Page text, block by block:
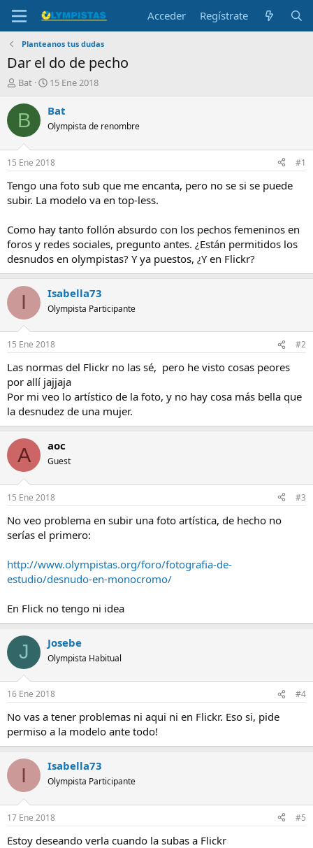
Acceder Regístrate
Planteanos tus dudas
Dar el do de pecho
I
i
c
a
d
o
r
d
e
t
e
m
a
Bat
F
c
a
e
i
n
c
o
15 Ene 2018
B Bat
Olympista de renombre
15 Ene 2018 #1
Tengo una foto sub que me encanta, pero no se si se puede
subir. La modelo va en top-less.
Como hay tanto follón absurdo con los pechos femeninos en
foros y redes sociales, pregunto antes. ¿Están permitidos los
desnudos en olympistas? Y ya puestos, ¿Y en Flickr?
I Isabella73
Olympista Participante
15 Ene 2018 #2
Las normas del Flickr no las sé, pero he visto cosas peores
por allí jajjaja
Por mi veo lo artístico de la foto, y no hay cosa más bella que
la desnudez de una mujer.
A aoc
Guest
15 Ene 2018 #3
No veo problema en subir una foto artística, de hecho no
serías el primero:
http://www.olympistas.org/foro/fotografia-de-
estudio/desnudo-en-monocromo/
En Flick no tengo ni idea
J Josebe
Olympista Habitual
16 Ene 2018 #4
No vas a tener problemas ni aqui ni en Flickr. Eso si, pide
permiso a la modelo ante todo!
I Isabella73
Olympista Participante
17 Ene 2018 #5
Estoy deseando verla cuando la subas a Flickr